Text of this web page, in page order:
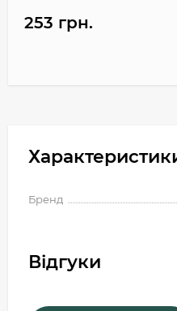
253 грн.
Бренд
Відгуки